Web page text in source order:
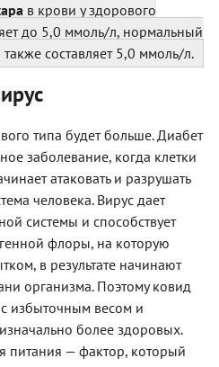
в крови у здорового
до 5,0 ммоль/л, нормальный
составляет 5,0 ммоль/л.
типа будет больше. Диабет
заболевание, когда клетки
атаковать и разрушать
человека. Вирус дает
системы и способствует
флоры, на которую
в результате начинают
организма. Поэтому ковид
избыточным весом и
более здоровых.
питания — фактор, который